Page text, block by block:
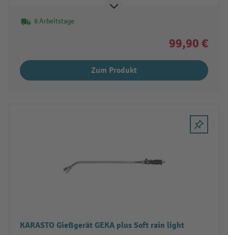
8 Arbeitstage
99,90 €
Zum Produkt
KARASTO Gießgerät GEKA plus Soft rain light